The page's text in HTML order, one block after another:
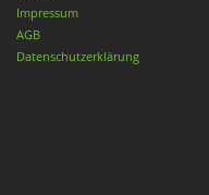
Impressum
AGB
Datenschutzerklärung